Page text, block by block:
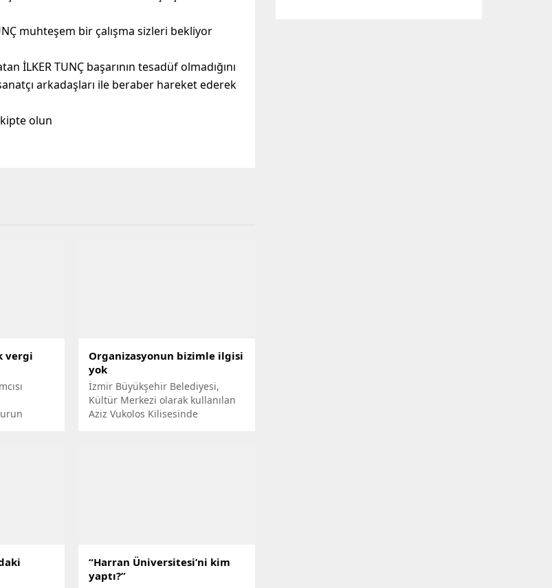
muhteşem bir çalışma sizleri bekliyor
İLKER TUNÇ başarının tesadüf olmadığını
arkadaşları ile beraber hareket ederek
olun
vergi
Organizasyonun bizimle ilgisi
yok
İzmir Büyükşehir Belediyesi,
Kültür Merkezi olarak kullanılan
Aziz Vukolos Kilisesinde
Kiralama şartlarına uymadığı
gerekçesiyle tutanak
“Harran Üniversitesi’ni kim
yaptı?”